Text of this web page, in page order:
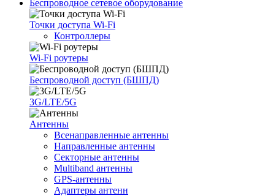
Беспроводное сетевое оборудование
Точки доступа Wi-Fi
Контроллеры
Wi-Fi роутеры
Беспроводной доступ (БШПД)
3G/LTE/5G
Антенны
Всенаправленные антенны
Направленные антенны
Секторные антенны
Multiband антенны
GPS-антенны
Адаптеры антенн